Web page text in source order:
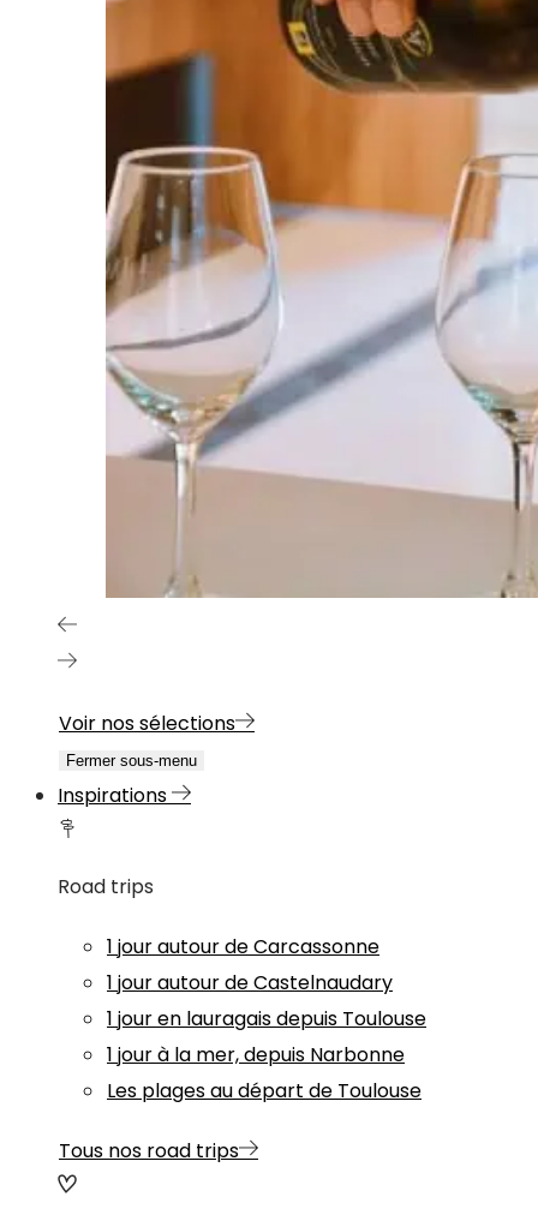
Voir nos sélections
Fermer sous-menu
Inspirations
Road trips
1 jour autour de Carcassonne
1 jour autour de Castelnaudary
1 jour en lauragais depuis Toulouse
1 jour à la mer, depuis Narbonne
Les plages au départ de Toulouse
Tous nos road trips